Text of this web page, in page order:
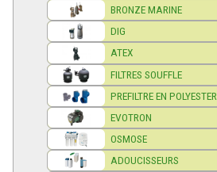
BRONZE MARINE
DIG
ATEX
FILTRES SOUFFLE
PREFILTRE EN POLYESTER
EVOTRON
OSMOSE
ADOUCISSEURS